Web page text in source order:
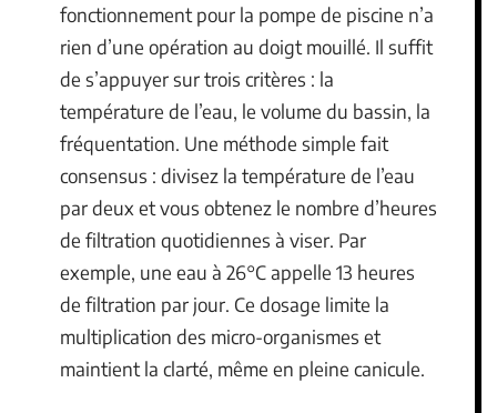
fonctionnement pour la pompe de piscine n’a
rien d’une opération au doigt mouillé. Il suffit
de s’appuyer sur trois critères : la
température de l’eau, le volume du bassin, la
fréquentation. Une méthode simple fait
consensus : divisez la température de l’eau
par deux et vous obtenez le nombre d’heures
de filtration quotidiennes à viser. Par
exemple, une eau à 26°C appelle 13 heures
de filtration par jour. Ce dosage limite la
multiplication des micro-organismes et
maintient la clarté, même en pleine canicule.